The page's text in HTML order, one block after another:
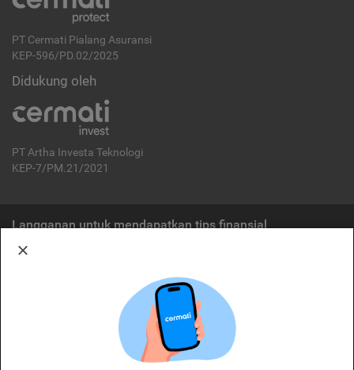
PT Cermati Pialang Asuransi
KEP-596/PD.02/2025
Didukung oleh
PT Artha Investa Teknologi
KEP-7/PM.21/2021
Langganan untuk mendapatkan tips finansial
Cermati merupakan penyelenggara agregasi jasa keuangan yang terdaftar di
OJK. Oleh karena itu, produk dan/atau layanan jasa keuangan yang
ditawarkan bukan merupakan produk dan/atau layanan jasa keuangan yang
diterbitkan oleh Cermati dan Cermati tidak bertanggung jawab atas tuntutan